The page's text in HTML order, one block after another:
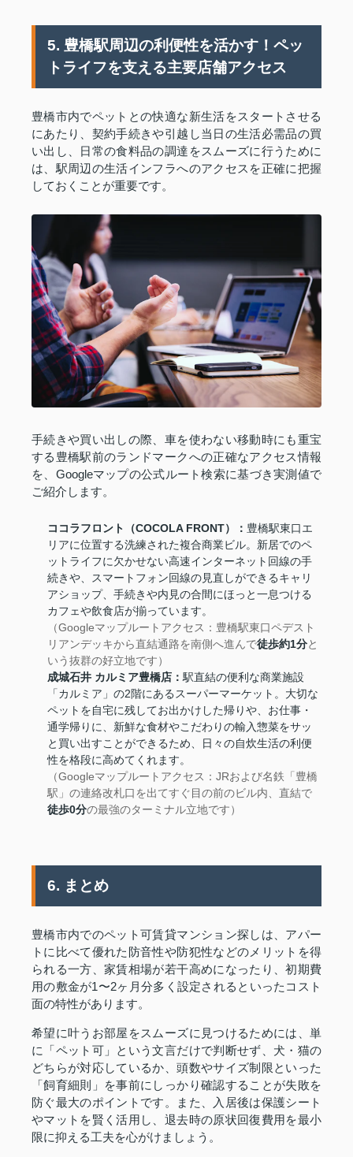
5. 豊橋駅周辺の利便性を活かす！ペッ
トライフを支える主要店舗アクセス
豊橋市内でペットとの快適な新生活をスタートさせる
にあたり、契約手続きや引越し当日の生活必需品の買
い出し、日常の食料品の調達をスムーズに行うために
は、駅周辺の生活インフラへのアクセスを正確に把握
しておくことが重要です。
手続きや買い出しの際、車を使わない移動時にも重宝
する豊橋駅前のランドマークへの正確なアクセス情報
を、Googleマップの公式ルート検索に基づき実測値で
ご紹介します。
ココラフロント（COCOLA FRONT）： 豊橋駅東口エ
リアに位置する洗練された複合商業ビル。新居でのペ
ットライフに欠かせない高速インターネット回線の手
続きや、スマートフォン回線の見直しができるキャリ
アショップ、手続きや内見の合間にほっと一息つける
カフェや飲食店が揃っています。
（Googleマップルートアクセス：豊橋駅東口ペデスト
リアンデッキから直結通路を南側へ進んで徒歩約1分と
いう抜群の好立地です）
成城石井 カルミア豊橋店： 駅直結の便利な商業施設
「カルミア」の2階にあるスーパーマーケット。大切な
ペットを自宅に残してお出かけした帰りや、お仕事・
通学帰りに、新鮮な食材やこだわりの輸入惣菜をサッ
と買い出すことができるため、日々の自炊生活の利便
性を格段に高めてくれます。
（Googleマップルートアクセス：JRおよび名鉄「豊橋
駅」の連絡改札口を出てすぐ目の前のビル内、直結で
徒歩0分の最強のターミナル立地です）
6. まとめ
豊橋市内でのペット可賃貸マンション探しは、アパー
トに比べて優れた防音性や防犯性などのメリットを得
られる一方、家賃相場が若干高めになったり、初期費
用の敷金が1〜2ヶ月分多く設定されるといったコスト
面の特性があります。
希望に叶うお部屋をスムーズに見つけるためには、単
に「ペット可」という文言だけで判断せず、犬・猫の
どちらが対応しているか、頭数やサイズ制限といった
「飼育細則」を事前にしっかり確認することが失敗を
防ぐ最大のポイントです。また、入居後は保護シート
やマットを賢く活用し、退去時の原状回復費用を最小
限に抑える工夫を心がけましょう。